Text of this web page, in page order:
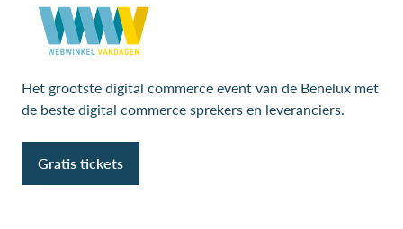
Het grootste digital commerce event van de Benelux met
de beste digital commerce sprekers en leveranciers.
Gratis tickets